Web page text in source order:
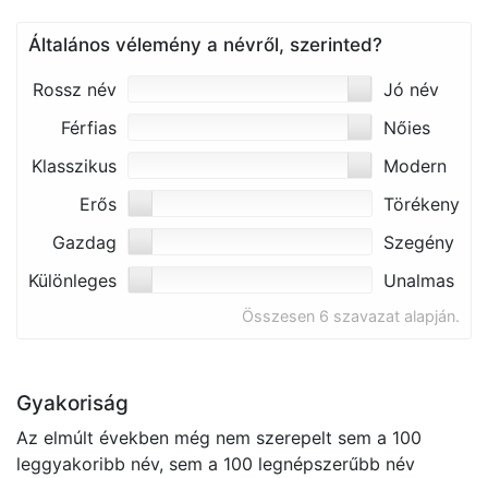
Általános vélemény a névről, szerinted?
Rossz név
Jó név
Férfias
Nőies
Klasszikus
Modern
Erős
Törékeny
Gazdag
Szegény
Különleges
Unalmas
Összesen 6 szavazat alapján.
Gyakoriság
Az elmúlt években még nem szerepelt sem a 100
leggyakoribb név, sem a 100 legnépszerűbb név